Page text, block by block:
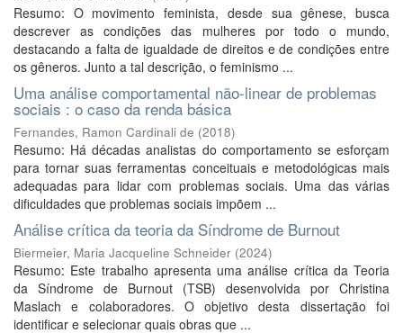
Resumo: O movimento feminista, desde sua gênese, busca
descrever as condições das mulheres por todo o mundo,
destacando a falta de igualdade de direitos e de condições entre
os gêneros. Junto a tal descrição, o feminismo ...
Uma análise comportamental não-linear de problemas
sociais : o caso da renda básica
Fernandes, Ramon Cardinali de (2018)
Resumo: Há décadas analistas do comportamento se esforçam
para tornar suas ferramentas conceituais e metodológicas mais
adequadas para lidar com problemas sociais. Uma das várias
dificuldades que problemas sociais impõem ...
Análise crítica da teoria da Síndrome de Burnout
Biermeier, Maria Jacqueline Schneider (2024)
Resumo: Este trabalho apresenta uma análise crítica da Teoria
da Síndrome de Burnout (TSB) desenvolvida por Christina
Maslach e colaboradores. O objetivo desta dissertação foi
identificar e selecionar quais obras que ...